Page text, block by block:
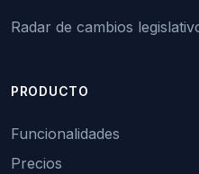
Radar de cambios
PRODUCTO
Funcionalidades
Precios